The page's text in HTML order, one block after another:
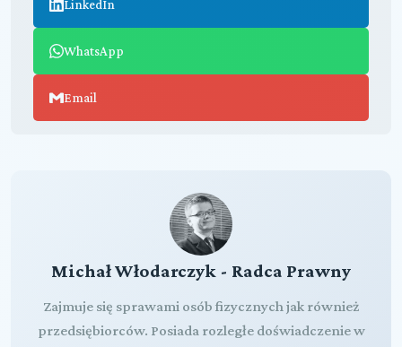
LinkedIn
WhatsApp
Email
Michał Włodarczyk - Radca Prawny
Zajmuje się sprawami osób fizycznych jak również
przedsiębiorców. Posiada rozległe doświadczenie w